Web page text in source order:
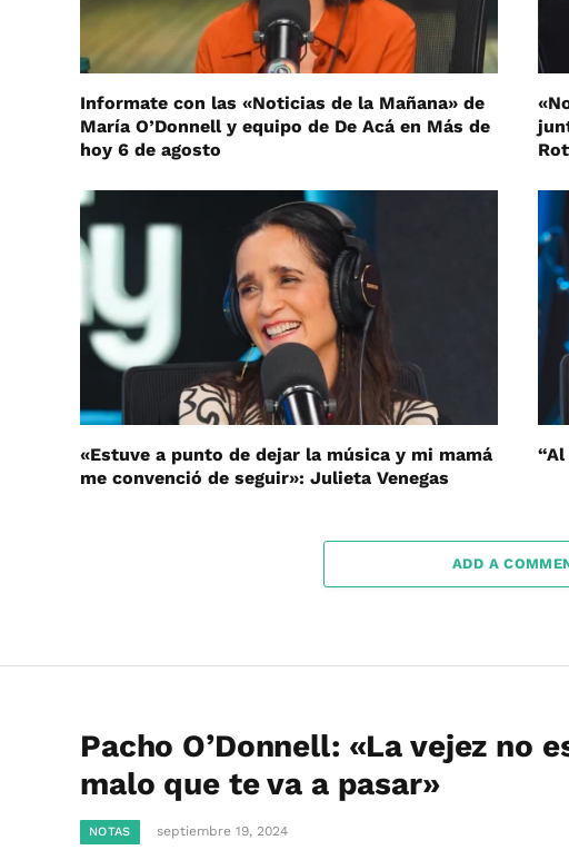
Informate con las «Noticias de la Mañana» de
María O’Donnell y equipo de De Acá en Más de
hoy 6 de agosto
«Estuve a punto de dejar la música y mi mamá
me convenció de seguir»: Julieta Venegas
ADD A
Pacho O’Donnell: «La vejez no
malo que te va a pasar»
NOTAS septiembre 19, 2024